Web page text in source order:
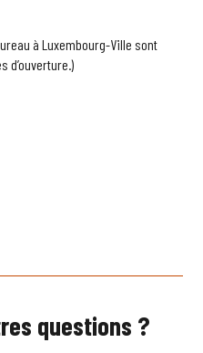
à Luxembourg-Ville sont
d’ouverture.)
questions ?